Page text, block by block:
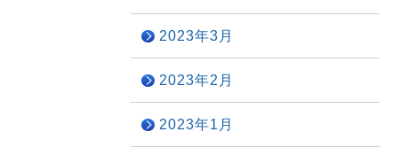
2023年3月
2023年2月
2023年1月